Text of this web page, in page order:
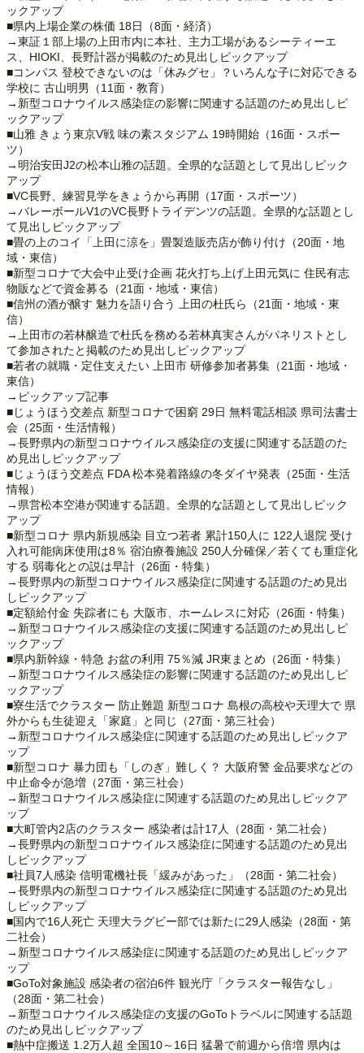
ックアップ
■県内上場企業の株価 18日（8面・経済）
→東証１部上場の上田市内に本社、主力工場があるシーティーエ
ス、HIOKI、長野計器が掲載のため見出しピックアップ
■コンパス 登校できないのは「休みグセ」？いろんな子に対応できる
学校に 古山明男（11面・教育）
→新型コロナウイルス感染症の影響に関連する話題のため見出しピ
ックアップ
■山雅 きょう東京V戦 味の素スタジアム 19時開始（16面・スポー
ツ）
→明治安田J2の松本山雅の話題。全県的な話題として見出しピック
アップ
■VC長野、練習見学をきょうから再開（17面・スポーツ）
→バレーボールV1のVC長野トライデンツの話題。全県的な話題とし
て見出しピックアップ
■畳の上のコイ「上田に涼を」畳製造販売店が飾り付け（20面・地
域・東信）
■新型コロナで大会中止受け企画 花火打ち上げ上田元気に 住民有志
物販などで資金募る（21面・地域・東信）
■信州の酒が醸す 魅力を語り合う 上田の杜氏ら（21面・地域・東
信）
→上田市の若林醸造で杜氏を務める若林真実さんがパネリストとし
て参加されたと掲載のため見出しピックアップ
■若者の就職・定住支えたい 上田市 研修参加者募集（21面・地域・
東信）
→ピックアップ記事
■じょうほう交差点 新型コロナで困窮 29日 無料電話相談 県司法書士
会（25面・生活情報）
→長野県内の新型コロナウイルス感染症の支援に関連する話題のた
め見出しピックアップ
■じょうほう交差点 FDA 松本発着路線の冬ダイヤ発表（25面・生活
情報）
→県営松本空港が関連する話題。全県的な話題として見出しピック
アップ
■新型コロナ 県内新規感染 目立つ若者 累計150人に 122人退院 受け
入れ可能病床使用は8％ 宿泊療養施設 250人分確保／若くても重症化
する 弱毒化との説は早計（26面・特集）
→長野県内の新型コロナウイルス感染症に関連する話題のため見出
しピックアップ
■定額給付金 失踪者にも 大阪市、ホームレスに対応（26面・特集）
→新型コロナウイルス感染症の支援に関連する話題のため見出しピ
ックアップ
■県内新幹線・特急 お盆の利用 75％減 JR東まとめ（26面・特集）
→新型コロナウイルス感染症の影響に関連する話題のため見出しピ
ックアップ
■寮生活でクラスター 防止難題 新型コロナ 島根の高校や天理大で 県
外からも生徒迎え「家庭」と同じ（27面・第三社会）
→新型コロナウイルス感染症に関連する話題のため見出しピックア
ップ
■新型コロナ 暴力団も「しのぎ」難しく？ 大阪府警 金品要求などの
中止命令が急増（27面・第三社会）
→新型コロナウイルス感染症に関連する話題のため見出しピックア
ップ
■大町管内2店のクラスター 感染者は計17人（28面・第二社会）
→長野県内の新型コロナウイルス感染症に関連する話題のため見出
しピックアップ
■社員7人感染 信明電機社長「緩みがあった」（28面・第二社会）
→長野県内の新型コロナウイルス感染症に関連する話題のため見出
しピックアップ
■国内で16人死亡 天理大ラグビー部では新たに29人感染（28面・第
二社会）
→新型コロナウイルス感染症に関連する話題のため見出しピックア
ップ
■GoTo対象施設 感染者の宿泊6件 観光庁「クラスター報告なし」
（28面・第二社会）
→新型コロナウイルス感染症の支援のGoToトラベルに関連する話題
のため見出しピックアップ
■熱中症搬送 1.2万人超 全国10～16日 猛暑で前週から倍増 県内は